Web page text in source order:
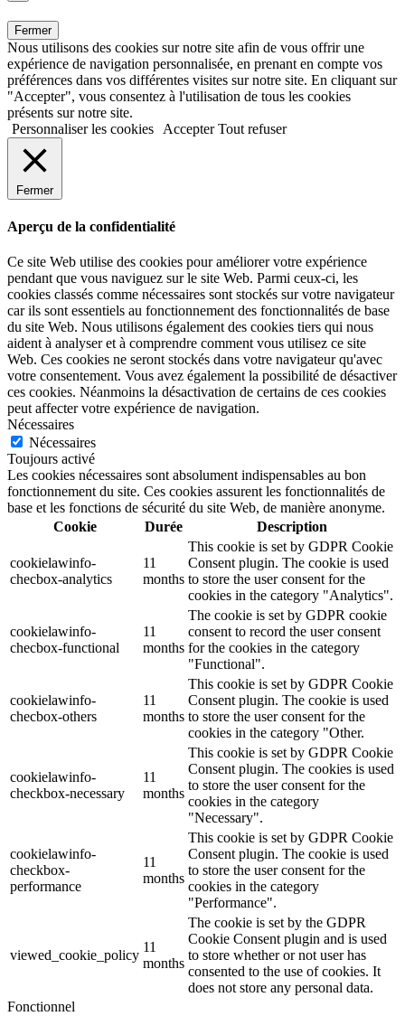
Fermer
Nous utilisons des cookies sur notre site afin de vous offrir une
expérience de navigation personnalisée, en prenant en compte vos
préférences dans vos différentes visites sur notre site. En cliquant sur
"Accepter", vous consentez à l'utilisation de tous les cookies
présents sur notre site.
Personnaliser les cookies
Accepter Tout refuser
Fermer
Aperçu de la confidentialité
Ce site Web utilise des cookies pour améliorer votre expérience
pendant que vous naviguez sur le site Web. Parmi ceux-ci, les
cookies classés comme nécessaires sont stockés sur votre navigateur
car ils sont essentiels au fonctionnement des fonctionnalités de base
du site Web. Nous utilisons également des cookies tiers qui nous
aident à analyser et à comprendre comment vous utilisez ce site
Web. Ces cookies ne seront stockés dans votre navigateur qu'avec
votre consentement. Vous avez également la possibilité de désactiver
ces cookies. Néanmoins la désactivation de certains de ces cookies
peut affecter votre expérience de navigation.
Nécessaires
Nécessaires
Toujours activé
Les cookies nécessaires sont absolument indispensables au bon
fonctionnement du site. Ces cookies assurent les fonctionnalités de
base et les fonctions de sécurité du site Web, de manière anonyme.
Cookie
Durée Description
cookielawinfo-
checbox-analytics
11
months
This cookie is set by GDPR Cookie
Consent plugin. The cookie is used
to store the user consent for the
cookies in the category "Analytics".
cookielawinfo-
checbox-functional
11
months
The cookie is set by GDPR cookie
consent to record the user consent
for the cookies in the category
"Functional".
cookielawinfo-
checbox-others
11
months
This cookie is set by GDPR Cookie
Consent plugin. The cookie is used
to store the user consent for the
cookies in the category "Other.
cookielawinfo-
checkbox-necessary
11
months
This cookie is set by GDPR Cookie
Consent plugin. The cookies is used
to store the user consent for the
cookies in the category
"Necessary".
cookielawinfo-
checkbox-
performance
11
months
This cookie is set by GDPR Cookie
Consent plugin. The cookie is used
to store the user consent for the
cookies in the category
"Performance".
viewed_cookie_policy
11
months
The cookie is set by the GDPR
Cookie Consent plugin and is used
to store whether or not user has
consented to the use of cookies. It
does not store any personal data.
Fonctionnel